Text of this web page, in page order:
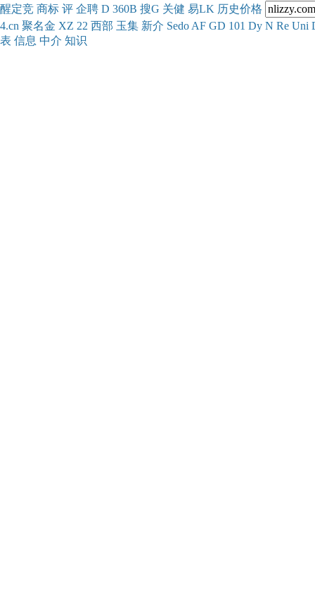
醒定竞 商标 评 企聘 D 360B 搜G 关健 易LK 历史价格
4.cn 聚名金 XZ 22 西部 玉集 新介 Sedo AF GD 101 Dy N Re Uni
表 信息 中介 知识